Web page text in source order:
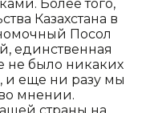
Более того,
Казахстана в
Посол
единственная
не было никаких
и еще ни разу мы
мнении.
страны на